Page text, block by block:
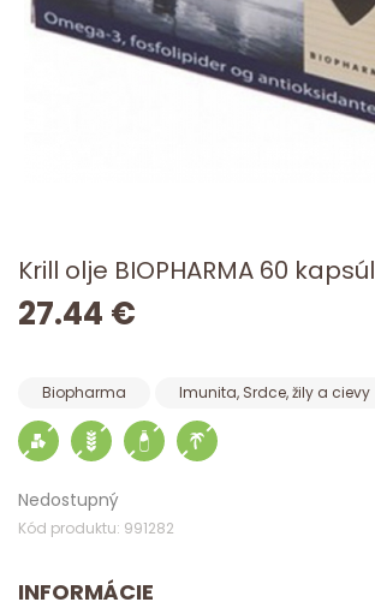
Krill olje BIOPHARMA 60 kapsúl
27.44 €
Biopharma Imunita, Srdce, žily a cievy
Nedostupný
Kód produktu: 991282
INFORMÁCIE